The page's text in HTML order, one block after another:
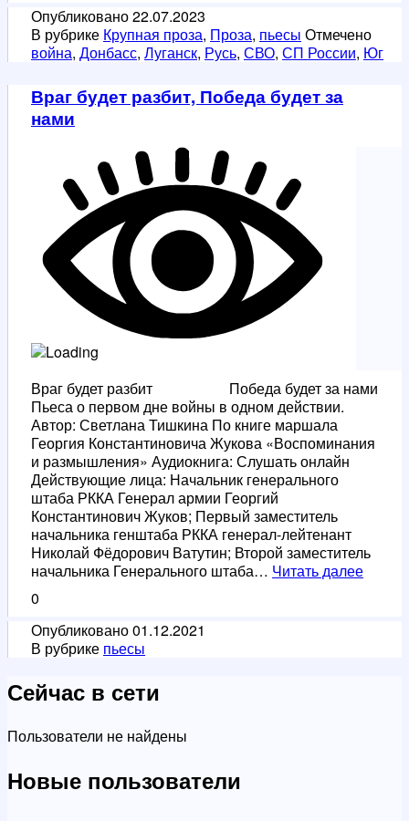
Опубликовано22.07.2023
В рубрике Крупная проза, Проза, пьесы Отмечено
война, Донбасс, Луганск, Русь, СВО, СП России, Юг
Враг будет разбит, Победа будет за
нами
Враг будет разбит Победа будет за нами
Пьеса о первом дне войны в одном действии.
Автор: Светлана Тишкина По книге маршала
Георгия Константиновича Жукова «Воспоминания
и размышления» Аудиокнига: Слушать онлайн
Действующие лица: Начальник генерального
штаба РККА Генерал армии Георгий
Константинович Жуков; Первый заместитель
начальника генштаба РККА генерал-лейтенант
Николай Фёдорович Ватутин; Второй заместитель
начальника Генерального штаба… Читать далееВраг
0
Опубликовано01.12.2021
В рубрике пьесы
Сейчас в сети
Пользователи не найдены
Новые пользователи